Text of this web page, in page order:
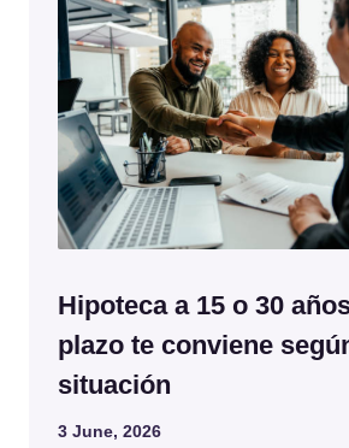
Hipoteca a 15 o 30
plazo te conviene
situación
3 June, 2026